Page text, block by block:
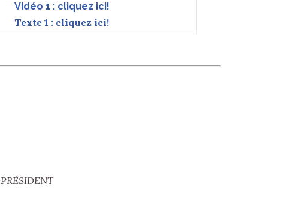
Vidéo 1 : cliquez ici!
Texte 1 : cliquez ici!